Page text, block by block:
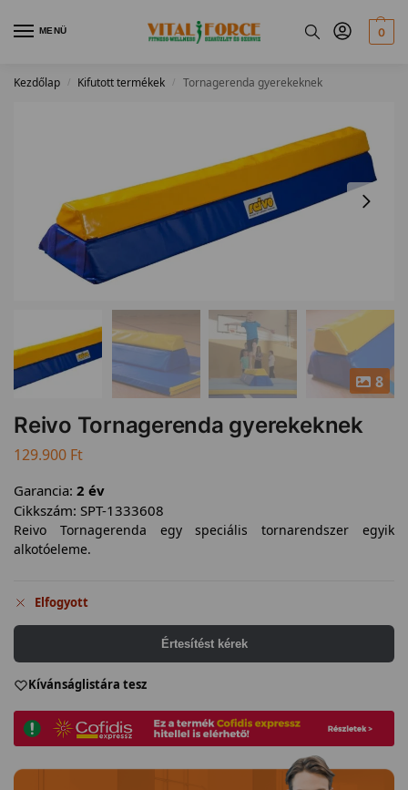
MENÜ 0
Kezdőlap / Kifutott termékek / Tornagerenda gyerekeknek
8
Reivo Tornagerenda gyerekeknek
129.900 Ft
Garancia: 2 év
Cikkszám: SPT-1333608
Reivo Tornagerenda egy speciális tornarendszer egyik
alkotóeleme.
Elfogyott
Értesítést kérek
Kívánságlistára tesz